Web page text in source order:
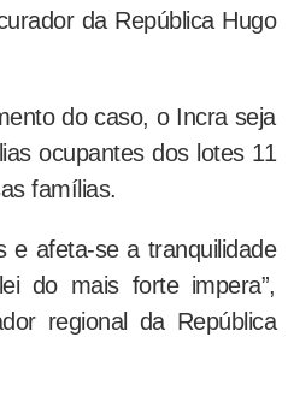
da República Hugo
do caso, o Incra seja
ocupantes dos lotes 11
famílias.
e afeta-se a tranquilidade
do mais forte impera”,
regional da República